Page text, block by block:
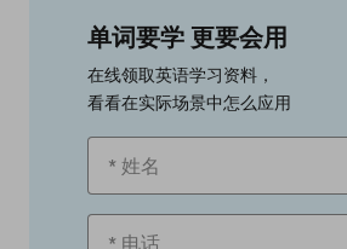
单词要学 更要会用
在线领取英语学习资料，
看看在实际场景中怎么应用